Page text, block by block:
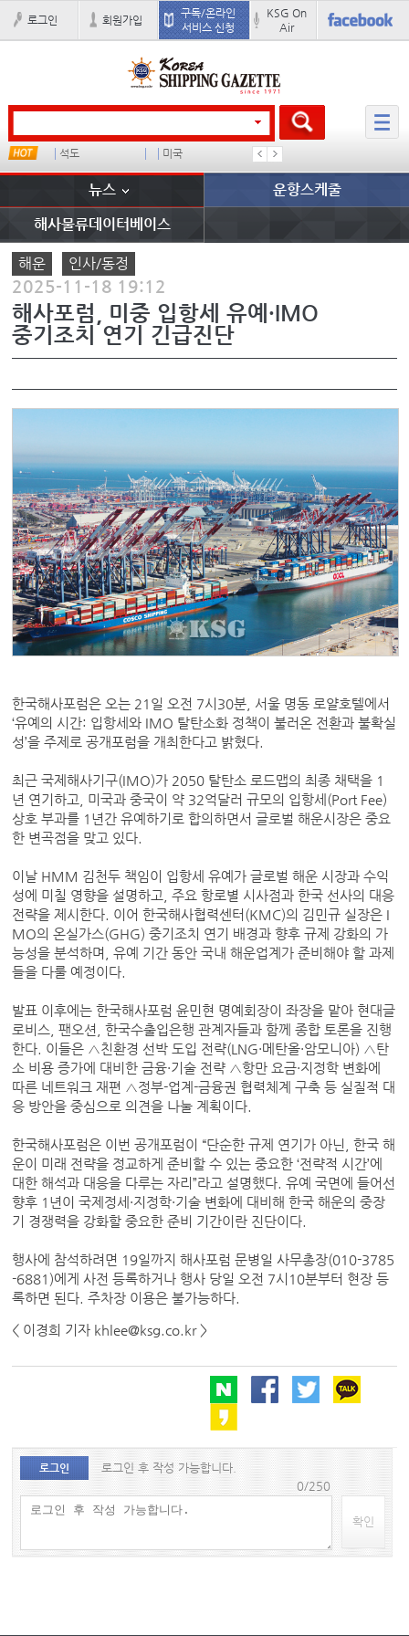
로그인 회원가입
구독/온라인
서비스 신청
KSG On
Air
서안항만 대형컨선 석도 미국 냉동
뉴스 운항스케줄
해사물류데이터베이스
해운 인사/동정
2025-11-18 19:12
해사포럼, 미중 입항세 유예·IMO
중기조치 연기 긴급진단
한국해사포럼은 오는 21일 오전 7시30분, 서울 명동 로얄호텔에서
‘유예의 시간: 입항세와 IMO 탈탄소화 정책이 불러온 전환과 불확실
성’을 주제로 공개포럼을 개최한다고 밝혔다.
최근 국제해사기구(IMO)가 2050 탈탄소 로드맵의 최종 채택을 1
년 연기하고, 미국과 중국이 약 32억달러 규모의 입항세(Port Fee)
상호 부과를 1년간 유예하기로 합의하면서 글로벌 해운시장은 중요
한 변곡점을 맞고 있다.
이날 HMM 김천두 책임이 입항세 유예가 글로벌 해운 시장과 수익
성에 미칠 영향을 설명하고, 주요 항로별 시사점과 한국 선사의 대응
전략을 제시한다. 이어 한국해사협력센터(KMC)의 김민규 실장은 I
MO의 온실가스(GHG) 중기조치 연기 배경과 향후 규제 강화의 가
능성을 분석하며, 유예 기간 동안 국내 해운업계가 준비해야 할 과제
들을 다룰 예정이다.
발표 이후에는 한국해사포럼 윤민현 명예회장이 좌장을 맡아 현대글
로비스, 팬오션, 한국수출입은행 관계자들과 함께 종합 토론을 진행
한다. 이들은 △친환경 선박 도입 전략(LNG·메탄올·암모니아) △탄
소 비용 증가에 대비한 금융·기술 전략 △항만 요금·지정학 변화에
따른 네트워크 재편 △정부-업계-금융권 협력체계 구축 등 실질적 대
응 방안을 중심으로 의견을 나눌 계획이다.
한국해사포럼은 이번 공개포럼이 “단순한 규제 연기가 아닌, 한국 해
운이 미래 전략을 정교하게 준비할 수 있는 중요한 ‘전략적 시간’에
대한 해석과 대응을 다루는 자리”라고 설명했다. 유예 국면에 들어선
향후 1년이 국제정세·지정학·기술 변화에 대비해 한국 해운의 중장
기 경쟁력을 강화할 중요한 준비 기간이란 진단이다.
행사에 참석하려면 19일까지 해사포럼 문병일 사무총장(010-3785
-6881)에게 사전 등록하거나 행사 당일 오전 7시10분부터 현장 등
록하면 된다. 주차장 이용은 불가능하다.
< 이경희 기자 khlee@ksg.co.kr >
로그인
로그인 후 작성 가능합니다.
0/250
확인